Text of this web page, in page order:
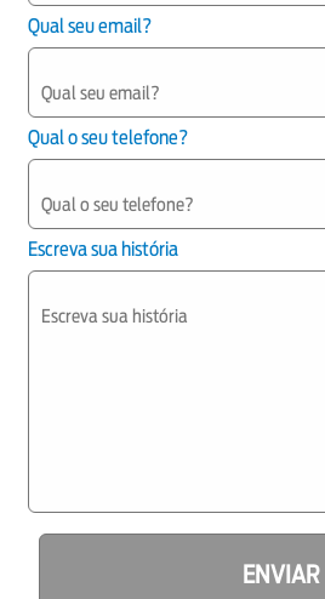
Qual seu email?
Qual o seu telefone?
Escreva sua história
ENVIAR